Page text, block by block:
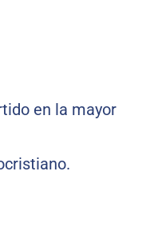
en la mayor